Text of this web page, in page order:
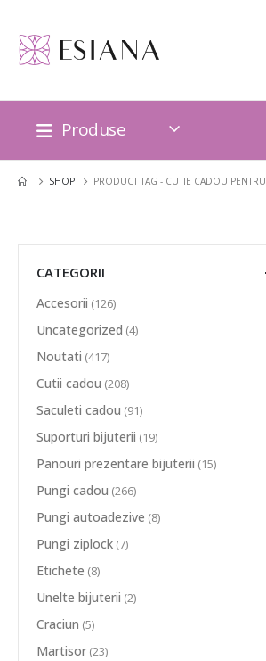
Produse
SHOP PRODUCT TAG - CUTIE CADOU
CATEGORII
Accesorii (126)
Uncategorized (4)
Noutati (417)
Cutii cadou (208)
Saculeti cadou (91)
Suporturi bijuterii (19)
Panouri prezentare bijuterii (15)
Pungi cadou (266)
Pungi autoadezive (8)
Pungi ziplock (7)
Etichete (8)
Unelte bijuterii (2)
Craciun (5)
Martisor (23)